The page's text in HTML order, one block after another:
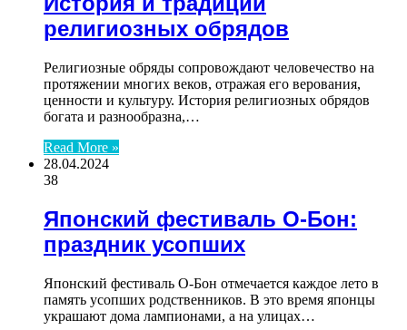
религиозных обрядов
Религиозные обряды сопровождают человечество на
протяжении многих веков, отражая его верования,
ценности и культуру. История религиозных обрядов
богата и разнообразна,…
Read More »
28.04.2024
38
Японский фестиваль О-Бон:
праздник усопших
Японский фестиваль О-Бон отмечается каждое лето в
память усопших родственников. В это время японцы
украшают дома лампионами, а на улицах…